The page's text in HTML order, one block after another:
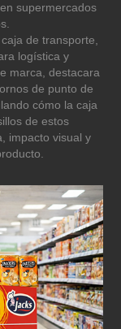
supermercados
de transporte,
logística y
marca, destacara
de punto de
cómo la caja
de estos
impacto visual y